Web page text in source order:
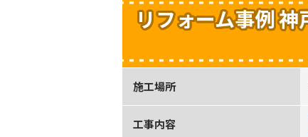
リフォーム事例
施工場所
工事内容